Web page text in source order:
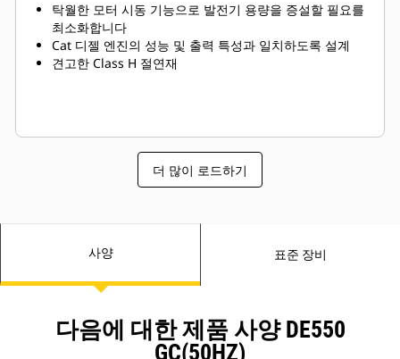
탁월한 모터 시동 기능으로 발전기 용량을 증설할 필요를
최소화합니다
Cat 디젤 엔진의 성능 및 출력 특성과 일치하도록 설계
견고한 Class H 절연재
더 많이 로드하기
사양 표준 장비
다음에 대한 제품 사양 DE550
GC(50HZ)